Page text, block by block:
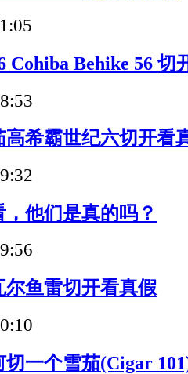
Cohiba Behike 56 切
希霸世纪六切开看
他们是真的吗？
鱼雷切开看真假
一个雪茄(Cigar